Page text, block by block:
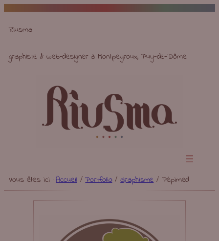
Aller
contenu
Riusma
graphiste & web-designer à Montpeyroux, Puy-de-Dôme
Vous êtes ici :Accueil/Portfolio/Graphisme/Pépimed